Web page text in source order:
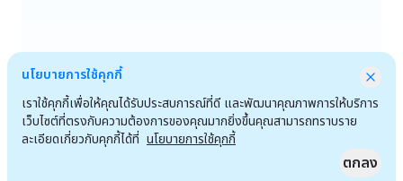
นโยบายการใช้คุกกี้
เราใช้คุกกี้เพื่อให้คุณได้รับประสบการณ์ที่ดี และพัฒนาคุณภาพการให้บริการ
เว็บไซต์ที่ตรงกับความต้องการของคุณมากยิ่งขึ้นคุณสามารถทราบราย
ละเอียดเกี่ยวกับคุกกี้ได้ที่ นโยบายการใช้คุกกี้
ตกลง